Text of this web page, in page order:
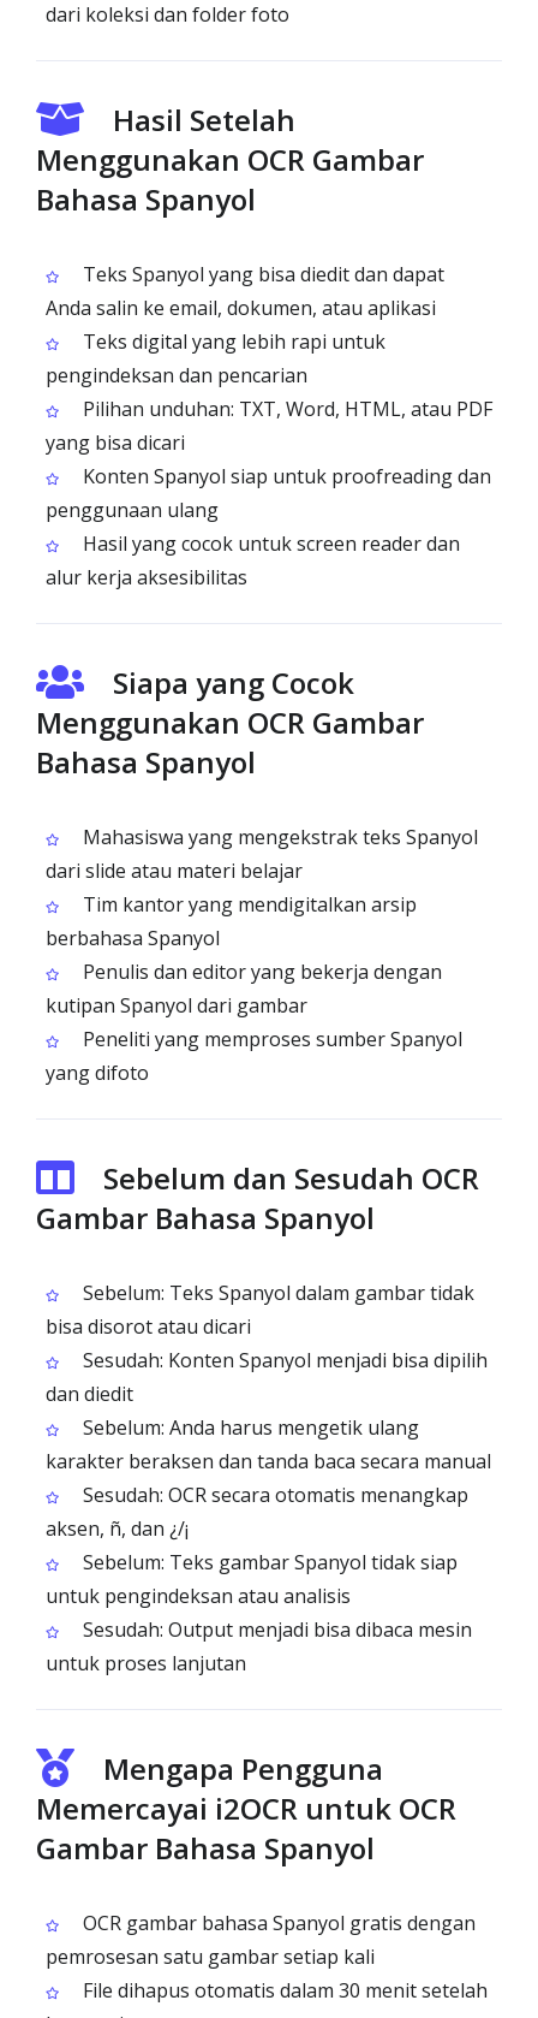
dari koleksi dan folder foto
Hasil Setelah
Menggunakan OCR Gambar
Bahasa Spanyol
Teks Spanyol yang bisa diedit dan dapat
Anda salin ke email, dokumen, atau aplikasi
Teks digital yang lebih rapi untuk
pengindeksan dan pencarian
Pilihan unduhan: TXT, Word, HTML, atau PDF
yang bisa dicari
Konten Spanyol siap untuk proofreading dan
penggunaan ulang
Hasil yang cocok untuk screen reader dan
alur kerja aksesibilitas
Siapa yang Cocok
Menggunakan OCR Gambar
Bahasa Spanyol
Mahasiswa yang mengekstrak teks Spanyol
dari slide atau materi belajar
Tim kantor yang mendigitalkan arsip
berbahasa Spanyol
Penulis dan editor yang bekerja dengan
kutipan Spanyol dari gambar
Peneliti yang memproses sumber Spanyol
yang difoto
Sebelum dan Sesudah OCR
Gambar Bahasa Spanyol
Sebelum: Teks Spanyol dalam gambar tidak
bisa disorot atau dicari
Sesudah: Konten Spanyol menjadi bisa dipilih
dan diedit
Sebelum: Anda harus mengetik ulang
karakter beraksen dan tanda baca secara manual
Sesudah: OCR secara otomatis menangkap
aksen, ñ, dan ¿/¡
Sebelum: Teks gambar Spanyol tidak siap
untuk pengindeksan atau analisis
Sesudah: Output menjadi bisa dibaca mesin
untuk proses lanjutan
Mengapa Pengguna
Memercayai i2OCR untuk OCR
Gambar Bahasa Spanyol
OCR gambar bahasa Spanyol gratis dengan
pemrosesan satu gambar setiap kali
File dihapus otomatis dalam 30 menit setelah